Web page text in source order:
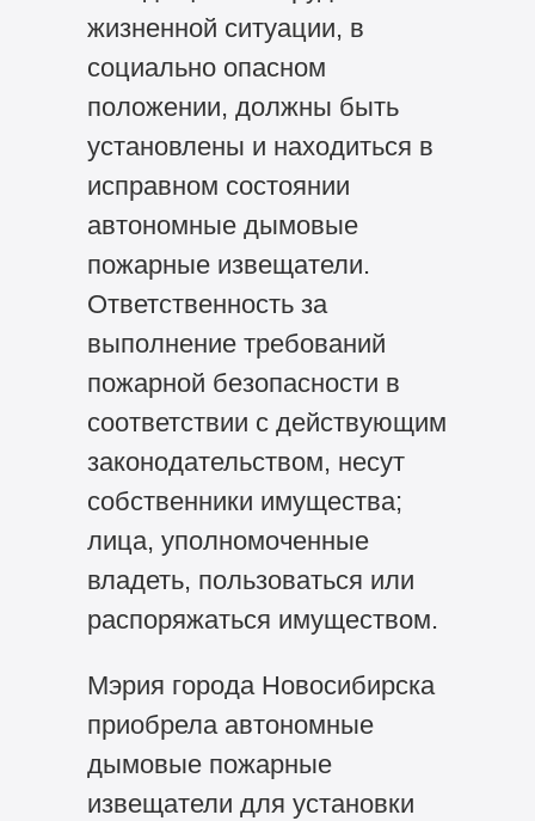
жизненной ситуации, в
социально опасном
положении, должны быть
установлены и находиться в
исправном состоянии
автономные дымовые
пожарные извещатели.
Ответственность за
выполнение требований
пожарной безопасности в
соответствии с действующим
законодательством, несут
собственники имущества;
лица, уполномоченные
владеть, пользоваться или
распоряжаться имуществом.
Мэрия города Новосибирска
приобрела автономные
дымовые пожарные
извещатели для установки